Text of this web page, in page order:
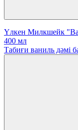
Үлкен Милкшейк
400 мл
Табиғи ваниль дәмі